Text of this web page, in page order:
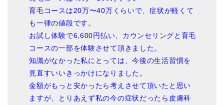
育毛コースは20万〜40万くらいで、症状が軽くて
も一律の値段です。
お試し体験で6,600円払い、カウンセリングと育毛
コースの一部を体験させて頂きました。
知識がなかった私にとっては、今後の生活習慣を
見直すいいきっかけになりました。
金額がもっと安かったら考えさせて頂いたと思い
ますが、とりあえず私の今の症状だったら皮膚科